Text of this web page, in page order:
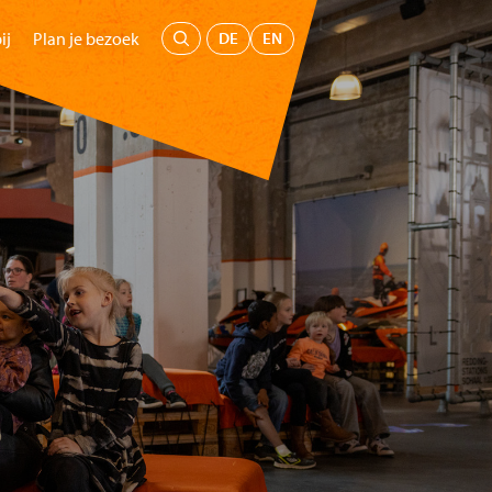
Plan je bezoek DE EN
KidsEducatie Koop tickets
Menu